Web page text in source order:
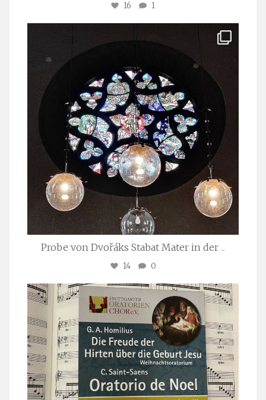
16 1
Apr. 1
Probe von Dvořáks Stabat Mater in der ...
14 0
stuttgarter_oratorienchor
Nov. 29